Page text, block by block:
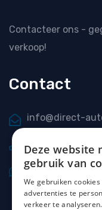
Contacteer ons -
verkoop!
Contact
info@direct-
0477 20 66 69
0477 20 66 69
Deze website
gebruik van
We gebruiken
advertenties te
verkeer te